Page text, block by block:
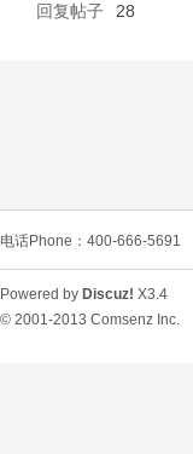
L
回复帖子
28
电话Phone：400-666-5691
Powered by Discuz! X3.4
© 2001-2013 Comsenz Inc.